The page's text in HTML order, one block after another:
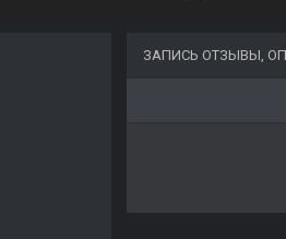
ЗАПИСЬ ОТЗЫВЫ,